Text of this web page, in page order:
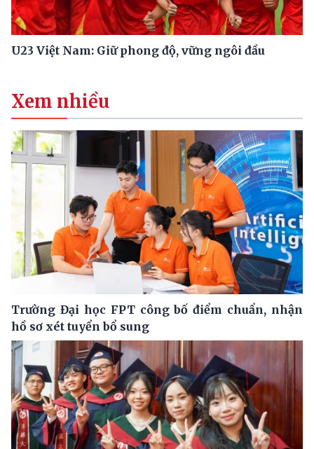
U23 Việt Nam: Giữ phong độ, vững ngôi đầu
Xem nhiều
Trường Đại học FPT công bố điểm chuẩn, nhận
hồ sơ xét tuyển bổ sung